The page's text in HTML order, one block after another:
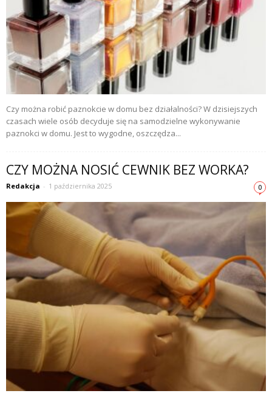
Czy można robić paznokcie w domu bez działalności? W dzisiejszych
czasach wiele osób decyduje się na samodzielne wykonywanie
paznokci w domu. Jest to wygodne, oszczędza...
CZY MOŻNA NOSIĆ CEWNIK BEZ WORKA?
Redakcja - 1 października 2025 0